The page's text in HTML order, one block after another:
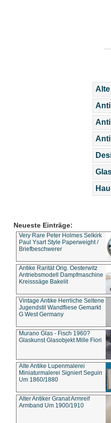
Neueste Einträge:
Very Rare Peter Holmes Selkirk
Paul Ysart Style Paperweight /
Briefbeschwerer
Antike Rarität Orig. Oesterwitz
Antriebsmodell Dampfmaschine
Kreisssäge Bakelit
Vintage Antike Herrliche Seltene
Jugendstil Wandfliese Gemarkt
G West Germany
Murano Glas - Fisch 1960?
Glaskunst Glasobjekt Mille Fiori
Alte Antike Lupenmalerei
Miniaturmalerei Signiert Seguin
Um 1860/1880
Alter Antiker Granat Armreif
Armband Um 1900/1910